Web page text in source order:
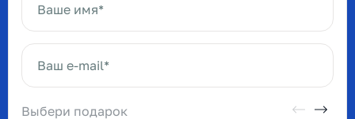
Выбери подарок